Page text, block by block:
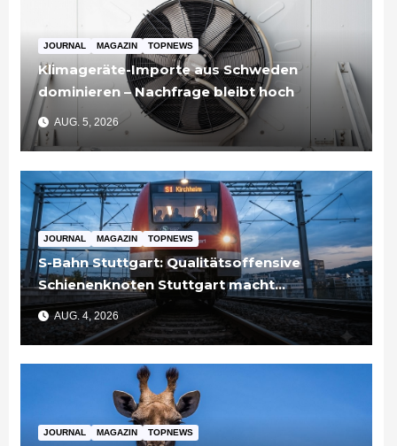
JOURNAL MAGAZIN TOPNEWS
Klimageräte-Importe aus Schweden
dominieren – Nachfrage bleibt hoch
AUG. 5, 2026
JOURNAL MAGAZIN TOPNEWS
S-Bahn Stuttgart: Qualitätsoffensive
Schienenknoten Stuttgart macht
Fortschritte – Projekte abgeschlossen
AUG. 4, 2026
JOURNAL MAGAZIN TOPNEWS